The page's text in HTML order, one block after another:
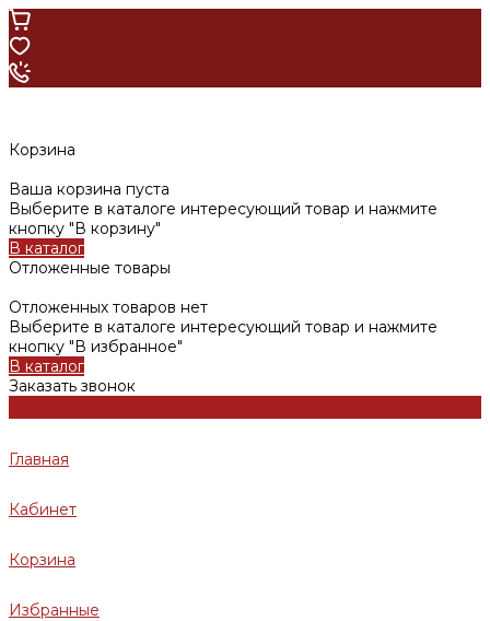
Корзина
Ваша корзина пуста
Выберите в каталоге интересующий товар и нажмите
кнопку "В корзину"
В каталог
Отложенные товары
Отложенных товаров нет
Выберите в каталоге интересующий товар и нажмите
кнопку "В избранное"
В каталог
Заказать звонок
Главная
Кабинет
Корзина
Избранные